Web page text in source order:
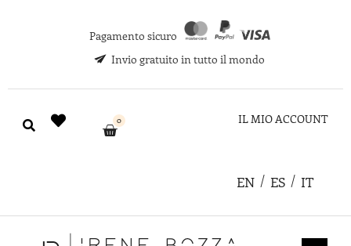
Pagamento sicuro
Invio gratuito in tutto il mondo
0 IL MIO ACCOUNT
EN ES IT